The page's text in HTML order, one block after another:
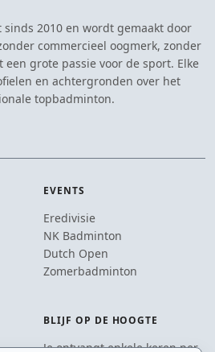
2010 en wordt gemaakt door
commercieel oogmerk, zonder
een grote passie voor de sport. Elke
en achtergronden over het
topbadminton.
EVENTS
Eredivisie
NK Badminton
Dutch Open
Zomerbadminton
BLIJF OP DE HOOGTE
Je ontvangt enkele keren per